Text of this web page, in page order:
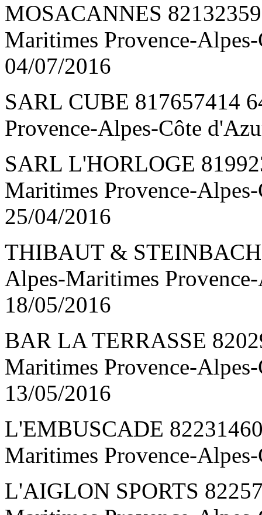
MOSACANNES
Maritimes Provence-
04/07/2016
SARL CUBE 817657414
Provence-Alpes-Côte
SARL L'HORLOGE
Maritimes Provence-
25/04/2016
THIBAUT &
Alpes-Maritimes
18/05/2016
BAR LA TERRASSE
Maritimes Provence-
13/05/2016
L'EMBUSCADE
Maritimes Provence-
L'AIGLON SPORTS